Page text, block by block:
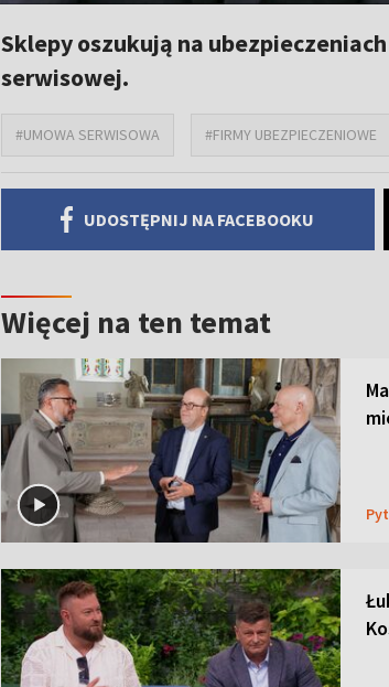
Sklepy oszukują na
serwisowej.
#UMOWA SERWISOWA #FIRMY UBEZPIECZENIOWE
UDOSTĘPNIJ NA FACEBOOKU
Więcej na ten temat